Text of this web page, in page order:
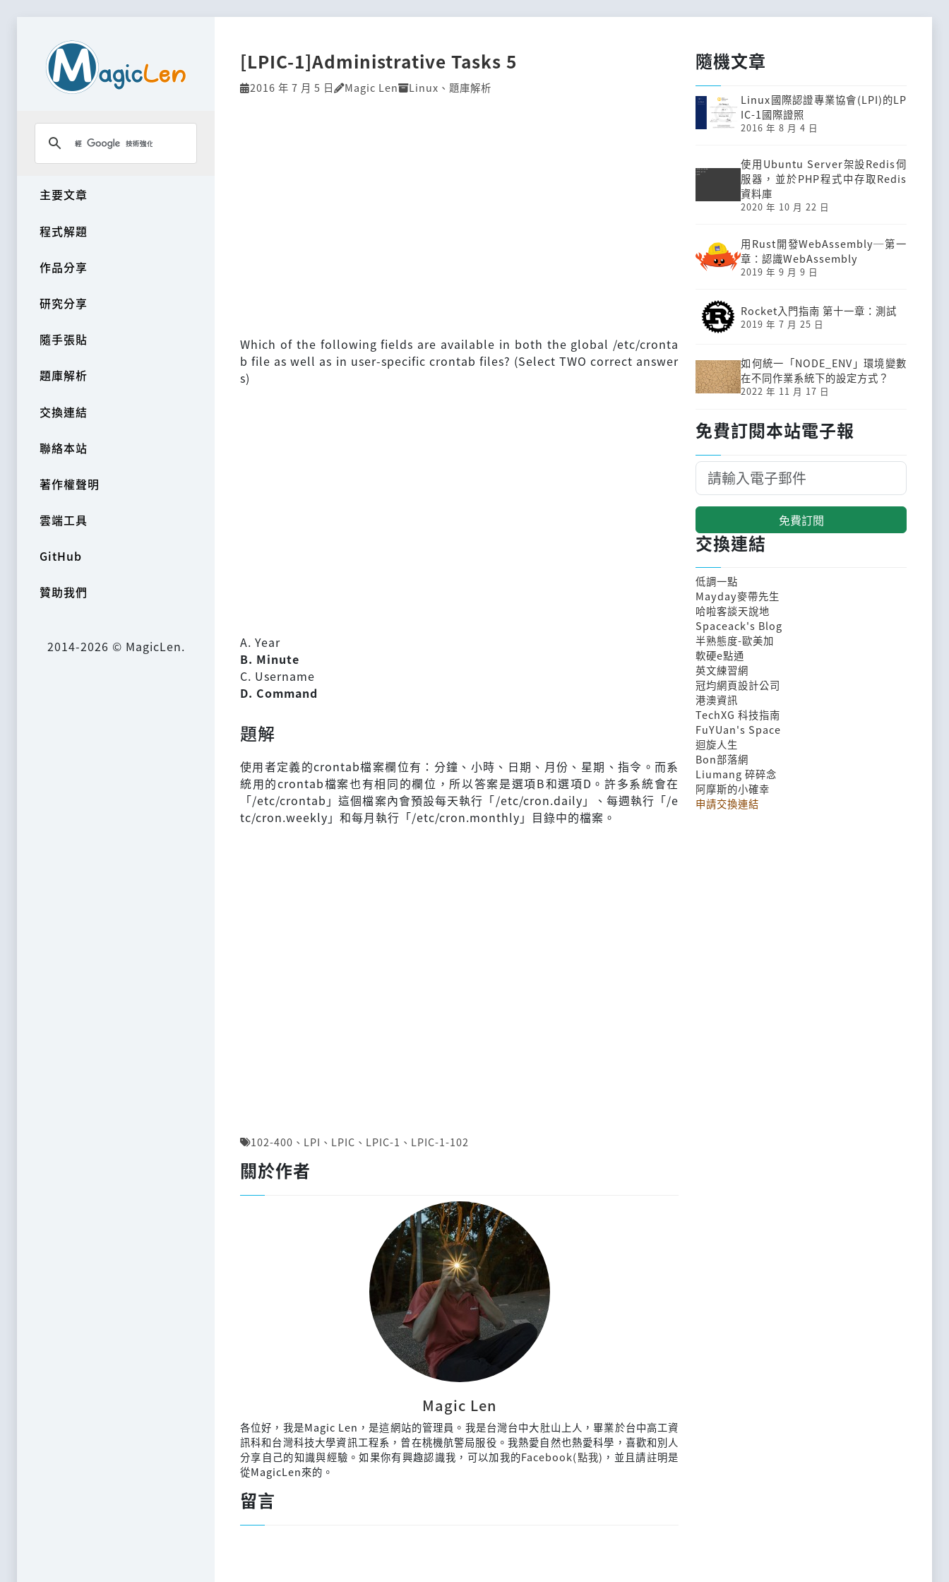
主要文章
程式解題
作品分享
研究分享
隨手張貼
題庫解析
交換連結
聯絡本站
著作權聲明
雲端工具
GitHub
贊助我們
2014-2026 © MagicLen.
[LPIC-1]Administrative Tasks 5
2016 年 7 月 5 日 Magic Len Linux 、 題庫解析
Which of the following fields are available in both the global /etc/cronta
b file as well as in user-specific crontab files? (Select TWO correct answer
s)
A. Year
B. Minute
C. Username
D. Command
題解
使用者定義的crontab檔案欄位有：分鐘、小時、日期、月份、星期、指令。而系
統用的crontab檔案也有相同的欄位，所以答案是選項B和選項D。許多系統會在
「/etc/crontab」這個檔案內會預設每天執行「/etc/cron.daily」、每週執行「/e
tc/cron.weekly」和每月執行「/etc/cron.monthly」目錄中的檔案。
102-400 、 LPI 、 LPIC 、 LPIC-1 、 LPIC-1-102
關於作者
Magic Len
各位好，我是Magic Len，是這網站的管理員。我是台灣台中大肚山上人，畢業於台中高工資
訊科和台灣科技大學資訊工程系，曾在桃機航警局服役。我熱愛自然也熱愛科學，喜歡和別人
分享自己的知識與經驗。如果你有興趣認識我，可以加我的Facebook(點我) ，並且請註明是
從MagicLen來的。
留言
隨機文章
Linux國際認證專業協會(LPI)的LP
IC-1國際證照
2016 年 8 月 4 日
使用Ubuntu Server架設Redis伺
服器，並於PHP程式中存取Redis
資料庫
2020 年 10 月 22 日
用Rust開發Web­Assembly─第一
章：認識Web­Assembly
2019 年 9 月 9 日
Rocket入門指南 第十一章：測試
2019 年 7 月 25 日
如何統一「NODE_ENV」環境變數
在不同作業系統下的設定方式？
2022 年 11 月 17 日
免費訂閱本站電子報
免費訂閱
交換連結
低調一點
Mayday麥帶先生
哈啦客談天說地
Spaceack's Blog
半熟態度-歐美加
軟硬e點通
英文練習網
冠均網頁設計公司
港澳資訊
TechXG 科技指南
FuYUan's Space
迴旋人生
Bon部落網
Liumang 碎碎念
阿摩斯的小確幸
申請交換連結